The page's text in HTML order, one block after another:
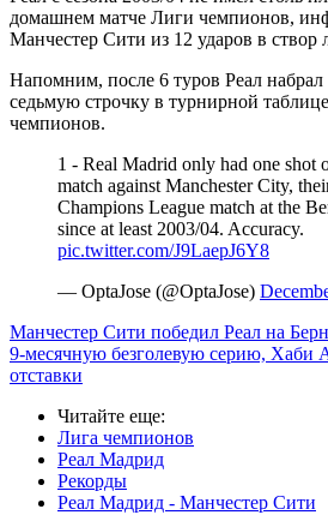
домашнем матче Лиги чемпионов,
Манчестер Сити из 12 ударов в створ
Напомним, после 6 туров Реал набрал
седьмую строчку в турнирной
чемпионов.
1 - Real Madrid only had one shot
match against Manchester City,
Champions League match at the
since at least 2003/04. Accuracy.
pic.twitter.com/J9LaepJ6Y8
— OptaJose (@OptaJose)
Манчестер Сити победил Реал на
9-месячную безголевую серию, Хаби
отставки
Читайте еще:
Лига чемпионов
Реал Мадрид
Рекорды
Реал Мадрид - Манчестер Сити